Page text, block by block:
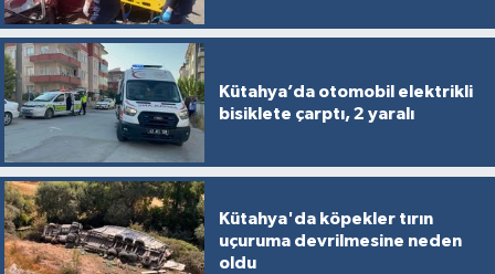
Kütahya’da otomobil elektrikli
bisiklete çarptı, 2 yaralı
Kütahya'da köpekler tırın
uçuruma devrilmesine neden
oldu